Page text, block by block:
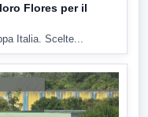
Flores per il
Italia. Scelte...